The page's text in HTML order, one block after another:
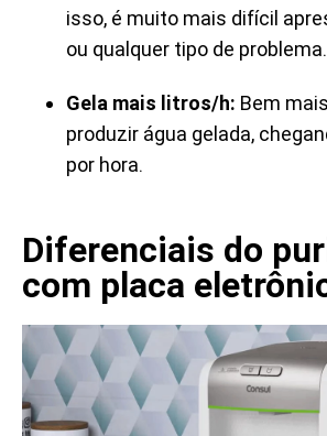
isso, é muito mais difícil
ou qualquer tipo de problema.
Gela mais litros/h: Bem
produzir água gelada,
por hora.
Diferenciais do
com placa